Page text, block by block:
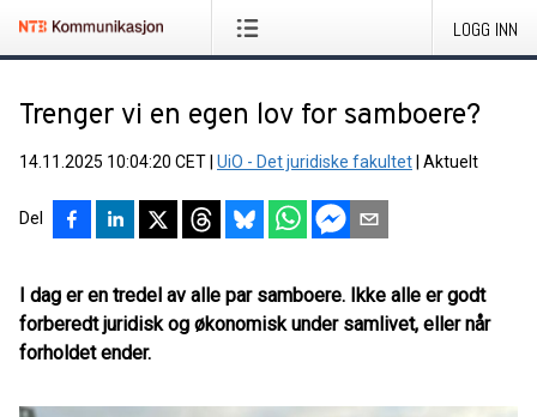
LOGG INN
Trenger vi en egen lov for samboere?
14.11.2025 10:04:20 CET UiO - Det juridiske fakultet Aktuelt
Del
I dag er en tredel av alle par samboere. Ikke alle er godt
forberedt juridisk og økonomisk under samlivet, eller når
forholdet ender.